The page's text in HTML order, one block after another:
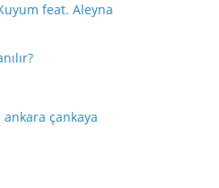
feat. Aleyna
çankaya